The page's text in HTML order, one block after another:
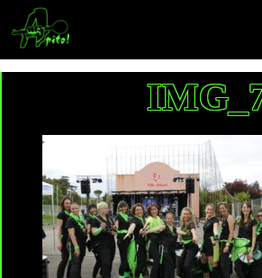
COMPAGNIE APITO!
Batucada Colomiers